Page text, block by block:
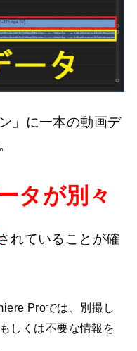
」に一本の動画デ
タが別々
れていることが確
Proでは、別撮し
しくは不要な情報を